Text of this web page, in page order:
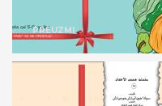
PREUZMI